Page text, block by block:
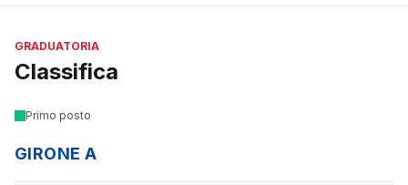
GRADUATORIA
Classifica
Primo posto
GIRONE A